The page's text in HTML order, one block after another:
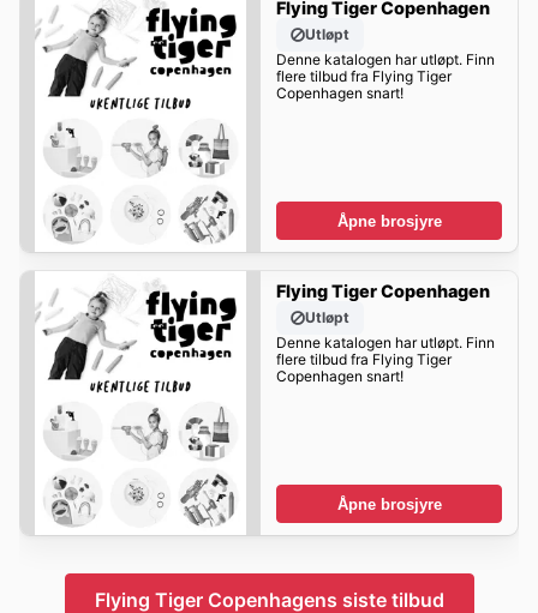
Flying Tiger Copenhagen
Utløpt
Denne katalogen har utløpt. Finn
flere tilbud fra Flying Tiger
Copenhagen snart!
Åpne brosjyre
Flying Tiger Copenhagen
Utløpt
Denne katalogen har utløpt. Finn
flere tilbud fra Flying Tiger
Copenhagen snart!
Åpne brosjyre
Flying Tiger Copenhagens siste tilbud